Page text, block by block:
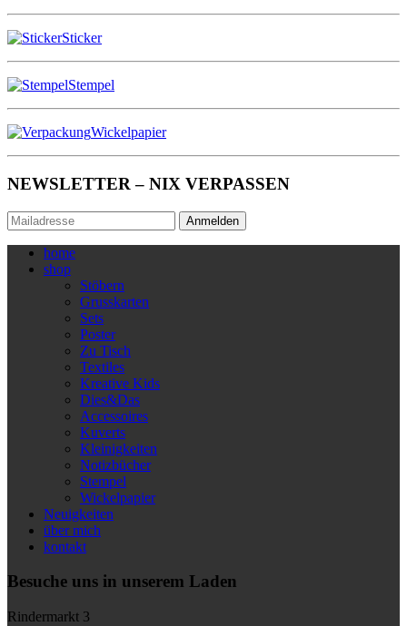
Sticker
Stempel
Wickelpapier
NEWSLETTER – NIX VERPASSEN
Anmelden
home
shop
Stöbern
Grusskarten
Sets
Poster
Zu Tisch
Textiles
Kreative Kids
Dies&Das
Accessoires
Kuverts
Kleinigkeiten
Notizbücher
Stempel
Wickelpapier
Neuigkeiten
über mich
kontakt
Besuche uns in unserem Laden
Rindermarkt 3